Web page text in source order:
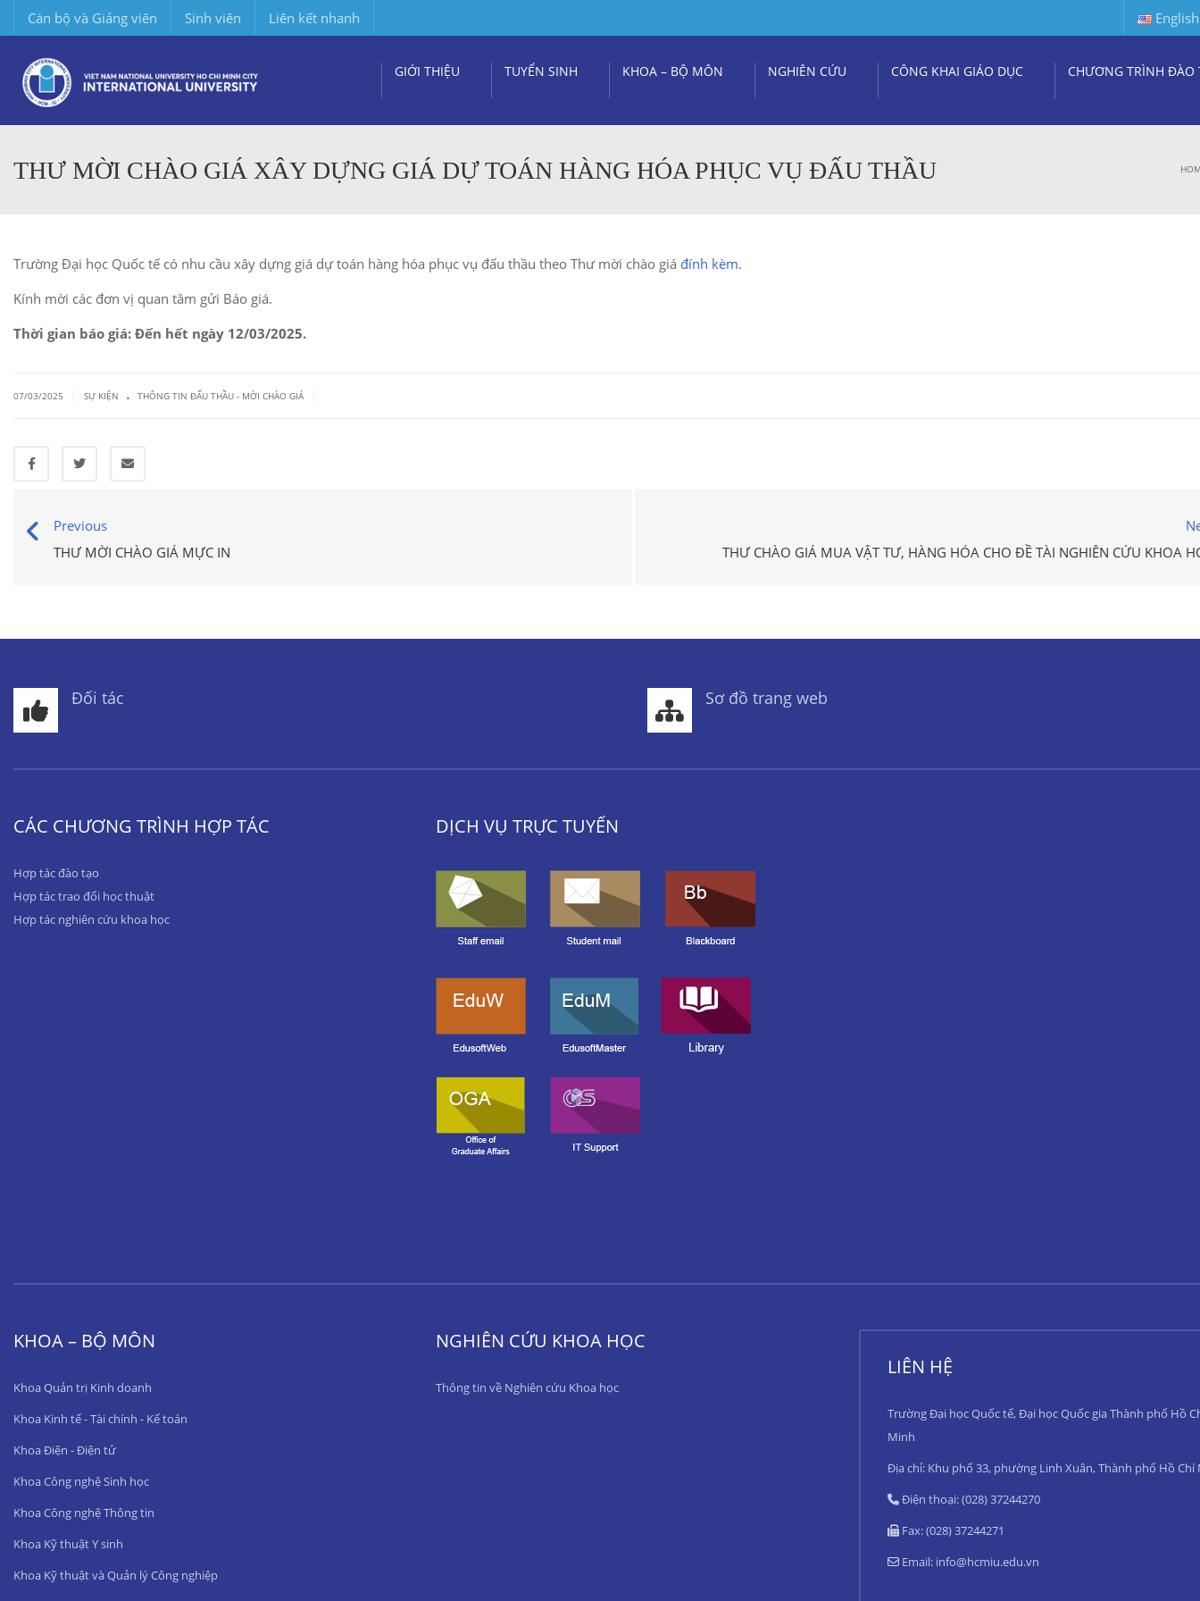
Cán bộ và Giảng viên Sinh viên Liên kết nhanh English
GIỚI THIỆU TUYỂN SINH KHOA – BỘ MÔN NGHIÊN CỨU CÔNG KHAI GIÁO DỤC CHƯƠNG TRÌNH ĐÀO
THƯ MỜI CHÀO GIÁ XÂY DỰNG GIÁ DỰ TOÁN HÀNG HÓA PHỤC VỤ ĐẤU THẦU
Trường Đại học Quốc tế có nhu cầu xây dựng giá dự toán hàng hóa phục vụ đấu thầu theo Thư mời chào giá đính kèm.
Kính mời các đơn vị quan tâm gửi Báo giá.
Thời gian báo giá: Đến hết ngày 12/03/2025.
07/03/2025 SỰ KIỆN . THÔNG TIN ĐẤU THẦU - MỜI CHÀO GIÁ
Previous
THƯ MỜI CHÀO GIÁ MỰC IN
THƯ CHÀO GIÁ MUA VẬT TƯ, HÀNG HÓA CHO ĐỀ TÀI NGHIÊN CỨU KHOA
Đối tác Sơ đồ trang web
CÁC CHƯƠNG TRÌNH HỢP TÁC
Hợp tác đào tạo
Hợp tác trao đổi học thuật
Hợp tác nghiên cứu khoa học
DỊCH VỤ TRỰC TUYẾN
KHOA – BỘ MÔN
Khoa Quản trị Kinh doanh
Khoa Kinh tế - Tài chính - Kế toán
Khoa Điện - Điện tử
Khoa Công nghệ Sinh học
Khoa Công nghệ Thông tin
Khoa Kỹ thuật Y sinh
Khoa Kỹ thuật và Quản lý Công nghiệp
NGHIÊN CỨU KHOA HỌC
Thông tin về Nghiên cứu Khoa học
LIÊN HỆ
Trường Đại học Quốc tế, Đại học Quốc gia Thành phố Hồ
Minh
Địa chỉ: Khu phố 33, phường Linh Xuân, Thành phố Hồ Chí
Điện thoại: (028) 37244270
Fax: (028) 37244271
Email: info@hcmiu.edu.vn